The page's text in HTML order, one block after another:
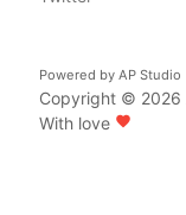
Powered by AP Studio
Copyright © 2026
With love favorite